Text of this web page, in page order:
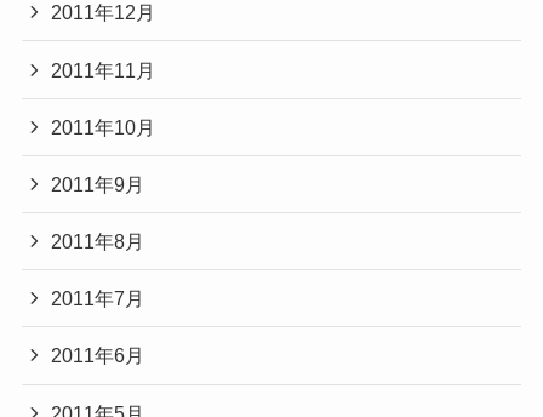
2011年12月
2011年11月
2011年10月
2011年9月
2011年8月
2011年7月
2011年6月